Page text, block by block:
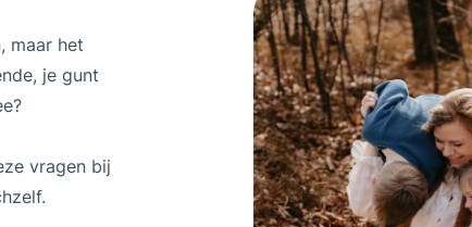
maar het
je gunt
vragen bij